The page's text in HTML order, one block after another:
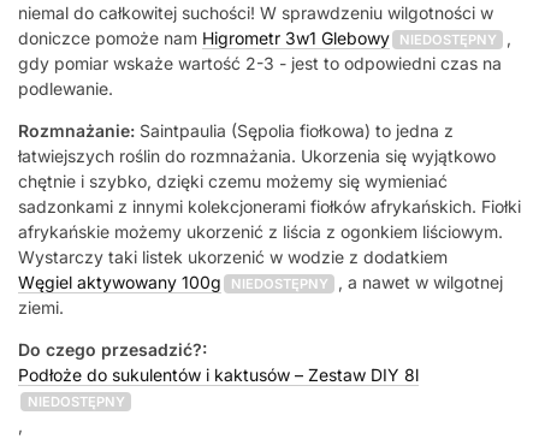
niemal do całkowitej suchości! W sprawdzeniu wilgotności w
doniczce pomoże nam Higrometr 3w1 Glebowy NIEDOSTĘPNY
,
gdy pomiar wskaże wartość 2-3 - jest to odpowiedni czas na
podlewanie.
Rozmnażanie: Saintpaulia (Sępolia fiołkowa) to jedna z
łatwiejszych roślin do rozmnażania. Ukorzenia się wyjątkowo
chętnie i szybko, dzięki czemu możemy się wymieniać
sadzonkami z innymi kolekcjonerami fiołków afrykańskich. Fiołki
afrykańskie możemy ukorzenić z liścia z ogonkiem liściowym.
Wystarczy taki listek ukorzenić w wodzie z dodatkiem
Węgiel aktywowany 100g
NIEDOSTĘPNY
, a nawet w wilgotnej
ziemi.
Do czego przesadzić?:
Podłoże do sukulentów i kaktusów – Zestaw DIY 8l
NIEDOSTĘPNY
,